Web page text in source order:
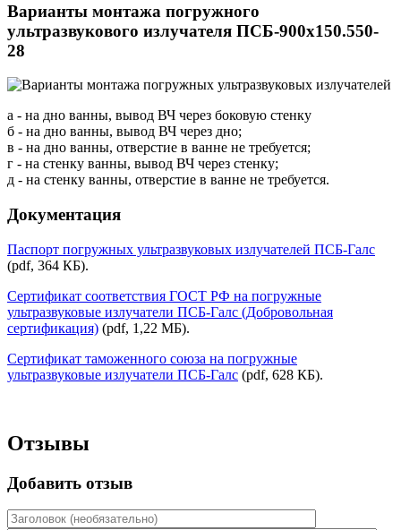
Варианты монтажа погружного
ультразвукового излучателя ПСБ-900х150.550-
28
а - на дно ванны, вывод ВЧ через боковую стенку
б - на дно ванны, вывод ВЧ через дно;
в - на дно ванны, отверстие в ванне не требуется;
г - на стенку ванны, вывод ВЧ через стенку;
д - на стенку ванны, отверстие в ванне не требуется.
Документация
Паспорт погружных ультразвуковых излучателей ПСБ-Галс
(pdf, 364 КБ).
Сертификат соответствия ГОСТ РФ на погружные
ультразвуковые излучатели ПСБ-Галс (Добровольная
сертификация) (pdf, 1,22 МБ).
Сертификат таможенного союза на погружные
ультразвуковые излучатели ПСБ-Галс (pdf, 628 КБ).
Отзывы
Добавить отзыв